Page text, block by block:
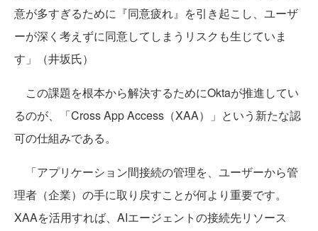
意が多すぎるために『同意疲れ』を引き起こし、ユーザ
ーが深く考えずに同意してしまうリスクも生じていま
す」（井坂氏）
この課題を根本から解決するためにOktaが推進してい
るのが、「Cross App Access（XAA）」という新たな認
可の仕組みである。
「アプリケーション間接続の管理を、ユーザーから管
理者（企業）の手に取り戻すことが何より重要です。
XAAを活用すれば、AIエージェントの接続先リソース